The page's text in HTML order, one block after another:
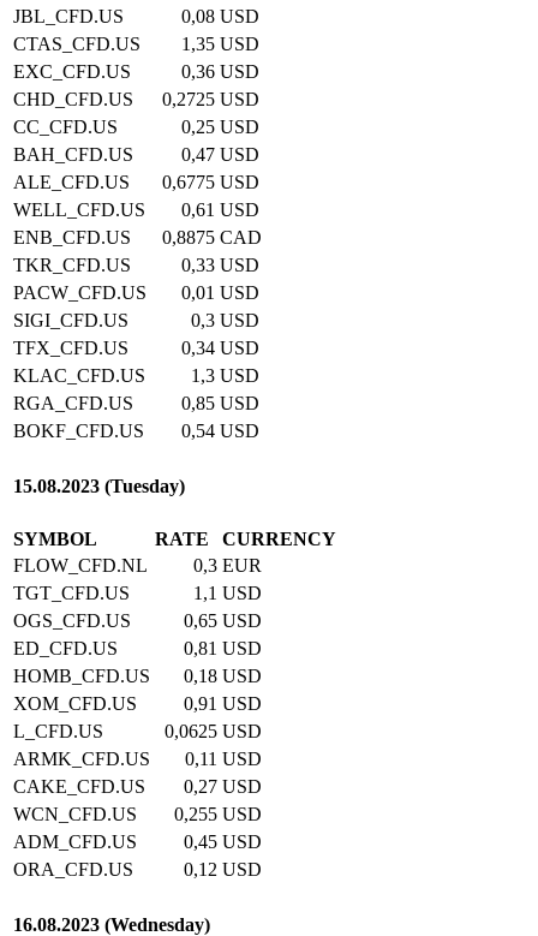
JBL_CFD.US
0,08 USD
CTAS_CFD.US
1,35 USD
EXC_CFD.US
0,36 USD
CHD_CFD.US
0,2725 USD
CC_CFD.US
0,25 USD
BAH_CFD.US
0,47 USD
ALE_CFD.US
0,6775 USD
WELL_CFD.US
0,61 USD
ENB_CFD.US
0,8875 CAD
TKR_CFD.US
0,33 USD
PACW_CFD.US
0,01 USD
SIGI_CFD.US
0,3 USD
TFX_CFD.US
0,34 USD
KLAC_CFD.US
1,3 USD
RGA_CFD.US
0,85 USD
BOKF_CFD.US
0,54 USD
15.08.2023 (Tuesday)
SYMBOL RATE
CURRENCY
FLOW_CFD.NL
0,3 EUR
TGT_CFD.US
1,1 USD
OGS_CFD.US
0,65 USD
ED_CFD.US
0,81 USD
HOMB_CFD.US
0,18 USD
XOM_CFD.US
0,91 USD
L_CFD.US
0,0625 USD
ARMK_CFD.US
0,11 USD
CAKE_CFD.US
0,27 USD
WCN_CFD.US
0,255 USD
ADM_CFD.US
0,45 USD
ORA_CFD.US
0,12 USD
16.08.2023 (Wednesday)